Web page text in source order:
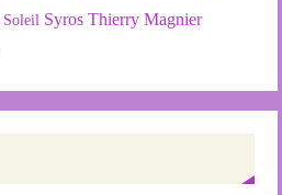
Soleil Syros Thierry Magnier